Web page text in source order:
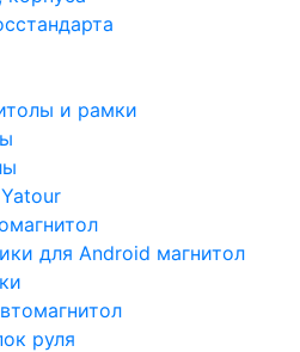
и рамки
для Android магнитол
руля